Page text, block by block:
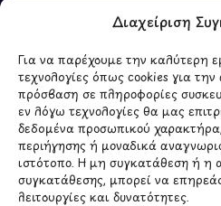
Διαχείριση
Για να παρέχουμε την καλύτερη
τεχνολογίες όπως cookies για
πρόσβαση σε πληροφορίες
εν λόγω τεχνολογίες θα μας
δεδομένα προσωπικού
περιήγησης ή μοναδικά
ιστότοπο. Η μη συγκατάθεση ή η
συγκατάθεσης, μπορεί να
λειτουργίες και δυνατότητες.
ΣΧΕΤΙΚΑ ΜΕ ΕΜΑΣ
Σχετικά με εμάς
Επικοινωνία